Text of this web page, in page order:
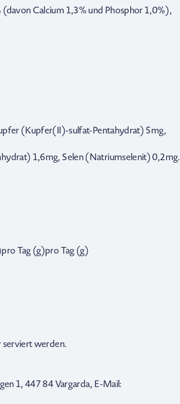
Calcium 1,3% und Phosphor 1,0%),
(Kupfer(II)-sulfat-Pentahydrat) 5mg,
1,6mg, Selen (Natriumselenit) 0,2mg.
Tag (g)pro Tag (g)
serviert werden.
1, 447 84 Vargarda, E-Mail: